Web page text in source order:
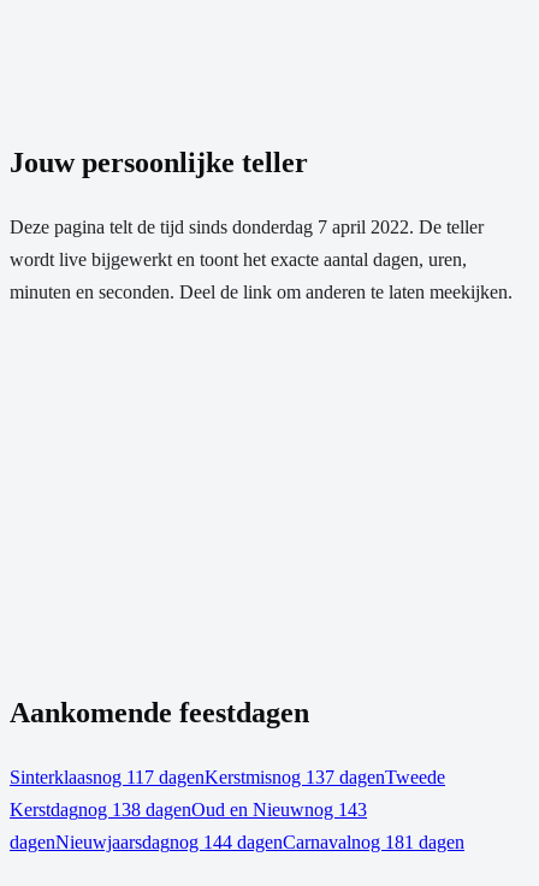
Jouw persoonlijke teller
Deze pagina telt de tijd sinds donderdag 7 april 2022. De teller
wordt live bijgewerkt en toont het exacte aantal dagen, uren,
minuten en seconden. Deel de link om anderen te laten meekijken.
Aankomende feestdagen
Sinterklaasnog 117 dagenKerstmisnog 137 dagenTweede
Kerstdagnog 138 dagenOud en Nieuwnog 143
dagenNieuwjaarsdagnog 144 dagenCarnavalnog 181 dagen